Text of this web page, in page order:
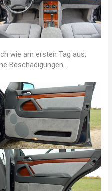
wie am ersten Tag aus,
Beschädigungen.